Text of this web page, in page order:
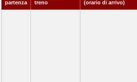
partenza
treno
(orario di arrivo)